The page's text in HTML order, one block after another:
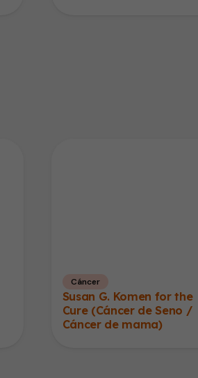
Cáncer
Susan G. Komen for the
Cure (Cáncer de Seno /
Cáncer de mama)